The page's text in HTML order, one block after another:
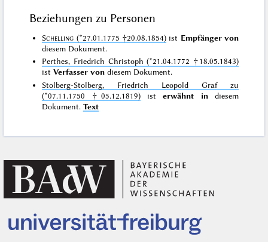
Beziehungen zu Personen
Schelling (*27.01.1775 †20.08.1854) ist Empfänger von
diesem Dokument.
Perthes, Friedrich Christoph (*21.04.1772 †18.05.1843)
istVerfasser von diesem Dokument.
Stolberg-Stolberg, Friedrich Leopold Graf zu
(*07.11.1750 †05.12.1819)isterwähnt indiesem
Dokument.Text